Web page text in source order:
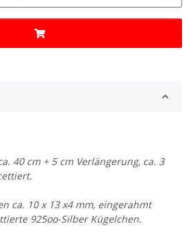
40 cm + 5 cm Verlängerung, ca. 3
ca. 10 x 13 x4 mm, eingerahmt
925oo-Silber Kügelchen.